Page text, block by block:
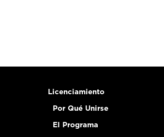
Licenciamiento
Por Qué Unirse
El Programa